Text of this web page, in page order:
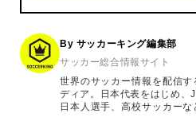
By サッカーキング編集部
サッカー総合情報サイト
世界のサッカー情報を配信
ディア。日本代表をはじめ、
日本人選手、高校サッカー